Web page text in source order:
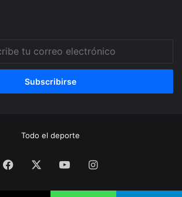
Todo el deporte
Facebook YouTubeInstagram